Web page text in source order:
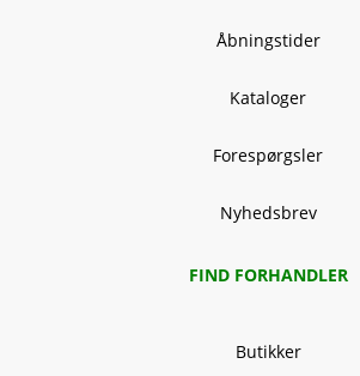
Åbningstider
Kataloger
Forespørgsler
Nyhedsbrev
FIND FORHANDLER
Butikker